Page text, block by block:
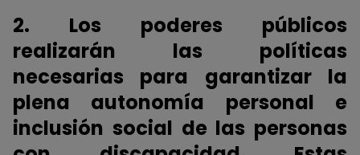
2. Los poderes públicos
realizarán las políticas
necesarias para garantizar la
plena autonomía personal e
inclusión social de las personas